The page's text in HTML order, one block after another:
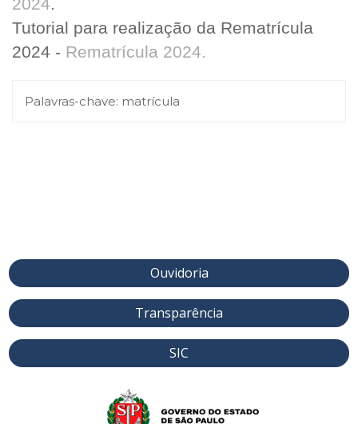
Tutorial para realização da Rematrícula
2024 - Rematrícula 2024.
Palavras-chave: matrícula
Ouvidoria
Transparência
SIC